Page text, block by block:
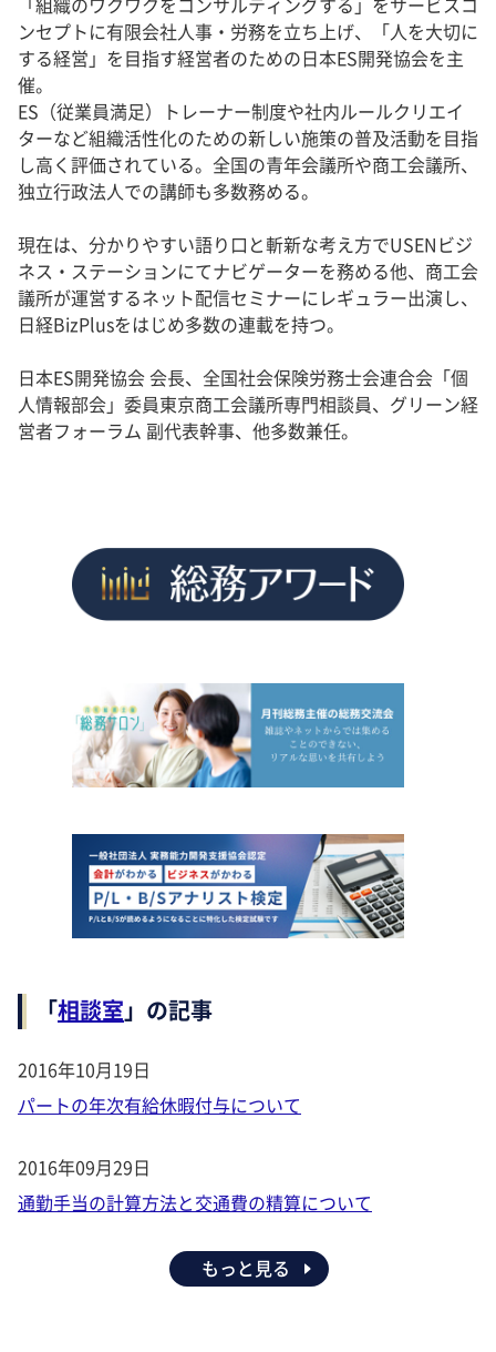
ンセプトに有限会社人事・労務を立ち上げ、「人を大切に
する経営」を目指す経営者のための日本ES開発協会を主
催。
ES（従業員満足）トレーナー制度や社内ルールクリエイ
ターなど組織活性化のための新しい施策の普及活動を目指
し高く評価されている。全国の青年会議所や商工会議所、
独立行政法人での講師も多数務める。
現在は、分かりやすい語り口と斬新な考え方でUSENビジ
ネス・ステーションにてナビゲーターを務める他、商工会
議所が運営するネット配信セミナーにレギュラー出演し、
日経BizPlusをはじめ多数の連載を持つ。
日本ES開発協会 会長、全国社会保険労務士会連合会「個
人情報部会」委員東京商工会議所専門相談員、グリーン経
営者フォーラム 副代表幹事、他多数兼任。
「相談室」の記事
2016年10月19日
パートの年次有給休暇付与について
2016年09月29日
通勤手当の計算方法と交通費の精算について
もっと見る